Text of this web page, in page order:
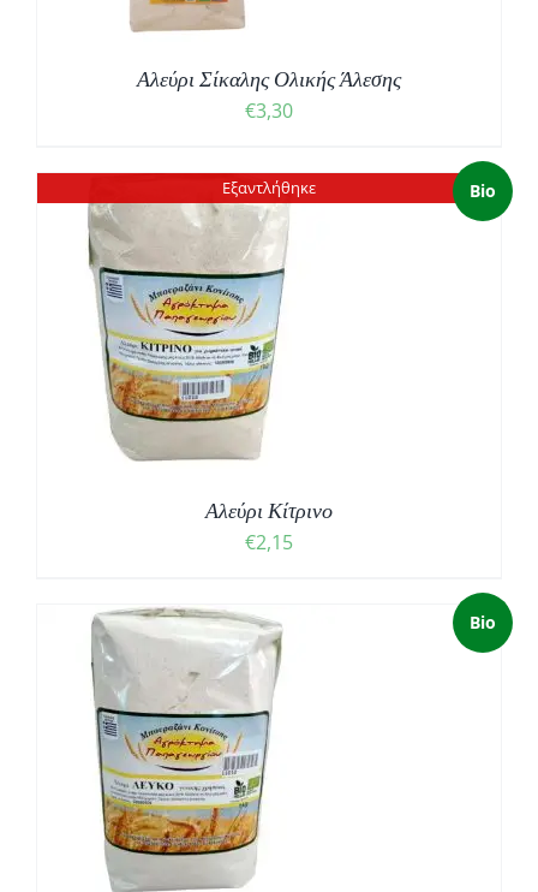
Αλεύρι Σίκαλης Ολικής Άλεσης
€3,30
Εξαντλήθηκε Bio
Αλεύρι Κίτρινο
€2,15
Bio